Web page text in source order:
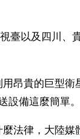
臺以及四川、
昂貴的巨型衛
設備這麼簡單。
法律，大陸媒